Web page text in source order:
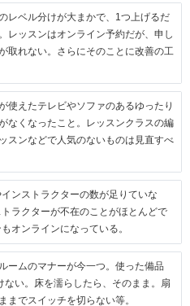
レベル分けが大まかで、1つ上げるだ
レッスンはオンライン予約だが、申し
取れない。さらにそのことに改善の工
使えたテレビやソファのあるゆったり
なくなったこと。レッスンクラスの編
スンなどで人気のないものは見直すべ
ンストラクターの数が足りていな
ラクターが不在のことがほとんどで
オンラインになっている。
ームのマナーが今一つ。使った備品
ない。床を濡らしたら、そのまま。扇
までスイッチを切らない等。